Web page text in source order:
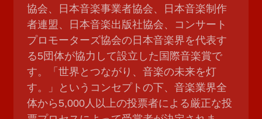
協会、日本音楽事業者協会、日本音楽制作
者連盟、日本音楽出版社協会、コンサート
プロモーターズ協会の日本音楽界を代表す
る5団体が協力して設立した国際音楽賞で
す。「世界とつながり、音楽の未来を灯
す。」というコンセプトの下、音楽業界全
体から5,000人以上の投票者による厳正な投